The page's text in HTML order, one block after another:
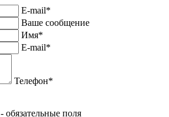
E-mail*
Ваше сообщение
Имя*
E-mail*
Телефон*
- обязательные поля